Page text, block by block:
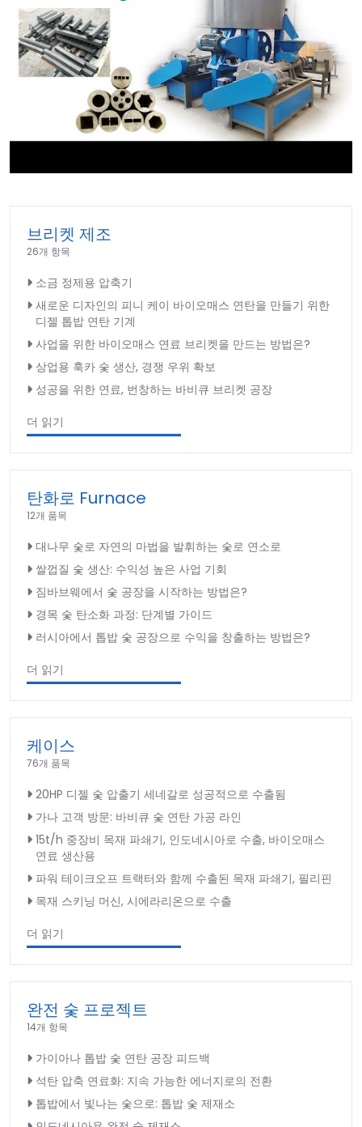
브리켓 제조
26개 항목
소금 정제용 압축기
새로운 디자인의 피니 케이 바이오매스 연탄을 만들기 위한
디젤 톱밥 연탄 기계
사업을 위한 바이오매스 연료 브리켓을 만드는 방법은?
상업용 훅카 숯 생산, 경쟁 우위 확보
성공을 위한 연료, 번창하는 바비큐 브리켓 공장
더 읽기
탄화로 Furnace
12개 품목
대나무 숯로 자연의 마법을 발휘하는 숯로 연소로
쌀껍질 숯 생산: 수익성 높은 사업 기회
짐바브웨에서 숯 공장을 시작하는 방법은?
경목 숯 탄소화 과정: 단계별 가이드
러시아에서 톱밥 숯 공장으로 수익을 창출하는 방법은?
더 읽기
케이스
76개 품목
20HP 디젤 숯 압출기 세네갈로 성공적으로 수출됨
가나 고객 방문: 바비큐 숯 연탄 가공 라인
15t/h 중장비 목재 파쇄기, 인도네시아로 수출, 바이오매스
연료 생산용
파워 테이크오프 트랙터와 함께 수출된 목재 파쇄기, 필리핀
목재 스키닝 머신, 시에라리온으로 수출
더 읽기
완전 숯 프로젝트
14개 항목
가이아나 톱밥 숯 연탄 공장 피드백
석탄 압축 연료화: 지속 가능한 에너지로의 전환
톱밥에서 빛나는 숯으로: 톱밥 숯 제재소